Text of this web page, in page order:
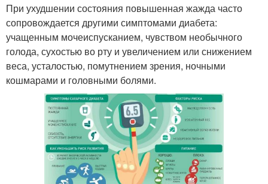
При ухудшении состояния повышенная жажда часто
сопровождается другими симптомами диабета:
учащенным мочеиспусканием, чувством необычного
голода, сухостью во рту и увеличением или снижением
веса, усталостью, помутнением зрения, ночными
кошмарами и головными болями.